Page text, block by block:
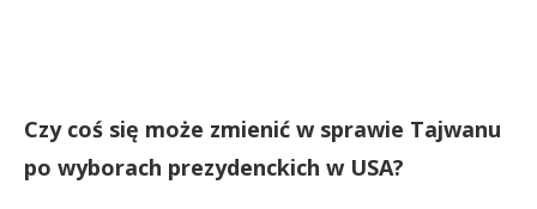
Czy coś się może zmienić w sprawie Tajwanu
po wyborach prezydenckich w USA?